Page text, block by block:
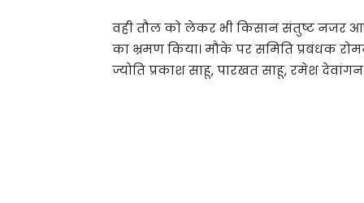
वही तौल को लेकर भी किसान संतुष्ट नजर
का भ्रमण किया। मौके पर समिति प्रबंधक
ज्योति प्रकाश साहू, पारखत साहू, रमेश